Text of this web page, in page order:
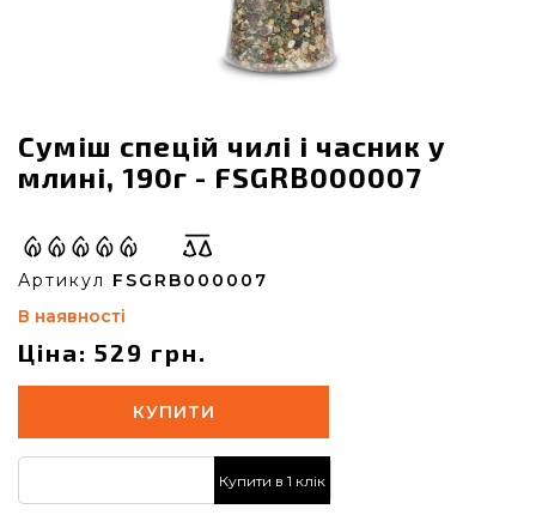
Суміш спецій чилі і часник у
млині, 190г - FSGRB000007
Артикул FSGRB000007
В наявності
Ціна: 529 грн.
КУПИТИ
Купити в 1 клік